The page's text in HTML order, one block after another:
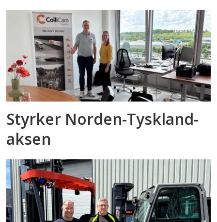
Styrker Norden-Tyskland-
aksen